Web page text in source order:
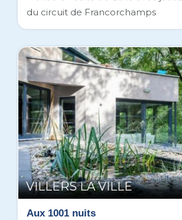
du circuit de Francorchamps
VILLERS LA VILLE
Aux 1001 nuits